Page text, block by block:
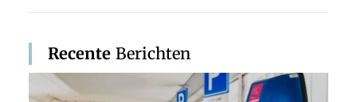
Recente Berichten